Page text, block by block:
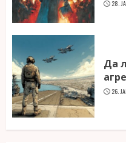
28.
Да
26.